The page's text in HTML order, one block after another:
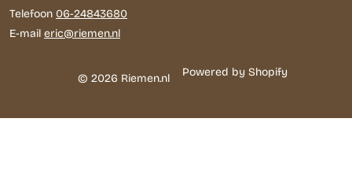
Telefoon 06-24843680
E-mail eric@riemen.nl
© 2026 Riemen.nl Powered by Shopify